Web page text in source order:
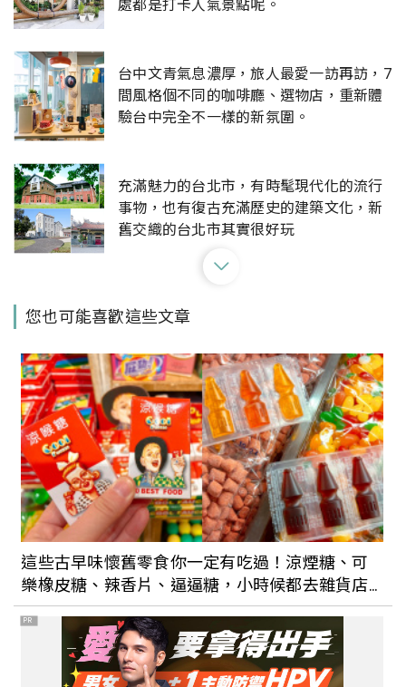
處都是打卡人氣景點呢。
台中文青氣息濃厚，旅人最愛一訪再訪，7
間風格個不同的咖啡廳、選物店，重新體
驗台中完全不一樣的新氛圍。
充滿魅力的台北市，有時髦現代化的流行
事物，也有復古充滿歷史的建築文化，新
舊交織的台北市其實很好玩
雄段周邊出現許多文青空間，經改造的日
有特色
嘉義的美不只有上阿里山才見得到喔！走
進有著400年歷史的嘉義市， 鑽進街道巷
弄就能看到當地人悠閒精緻的日常風景
台北文青一日遊，松菸看展覽、澡堂中看
書、漫步赤峰街，最後在以日式大福作為
一天完美的結束
台南街頭散步，穿梭台南市立圖書館新總
館、戎館、知事官邸生活館等老屋新樓，
發現時髦又復古的東洋懷舊味
您也可能喜歡這些文章
這些古早味懷舊零食你一定有吃過！涼煙糖、可
樂橡皮糖、辣香片、逼逼糖，小時候都去雜貨店
買這些
PR